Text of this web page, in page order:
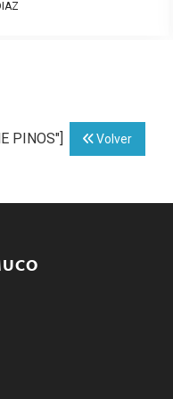
PINOS"] Volver